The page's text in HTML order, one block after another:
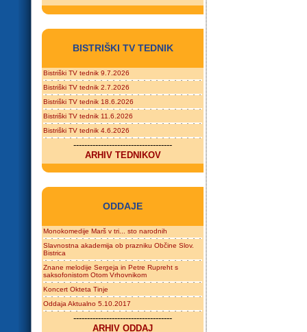
BISTRIŠKI TV TEDNIK
Bistriški TV tednik 9.7.2026
Bistriški TV tednik 2.7.2026
Bistriški TV tednik 18.6.2026
Bistriški TV tednik 11.6.2026
Bistriški TV tednik 4.6.2026
------------------------------------
ARHIV TEDNIKOV
ODDAJE
Monokomedije Marš v tri... sto narodnih
Slavnostna akademija ob prazniku Občine Slov.
Bistrica
Znane melodije Sergeja in Petre Rupreht s
saksofonistom Otom Vrhovnikom
Koncert Okteta Tinje
Oddaja Aktualno 5.10.2017
------------------------------------
ARHIV ODDAJ